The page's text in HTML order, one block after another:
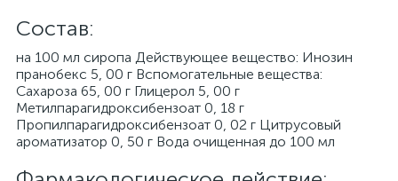
Cостав:
на 100 мл сиропа Действующее вещество: Инозин
пранобекс 5, 00 г Вспомогательные вещества:
Сахароза 65, 00 г Глицерол 5, 00 г
Метилпарагидроксибензоат 0, 18 г
Пропилпарагидроксибензоат 0, 02 г Цитрусовый
ароматизатор 0, 50 г Вода очищенная до 100 мл